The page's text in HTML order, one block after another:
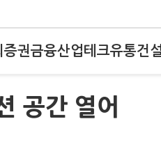
증권금융산업테크유통건설
공간 열어